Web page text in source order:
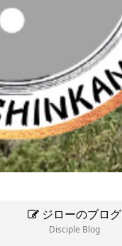
ジローのブログ
Disciple Blog